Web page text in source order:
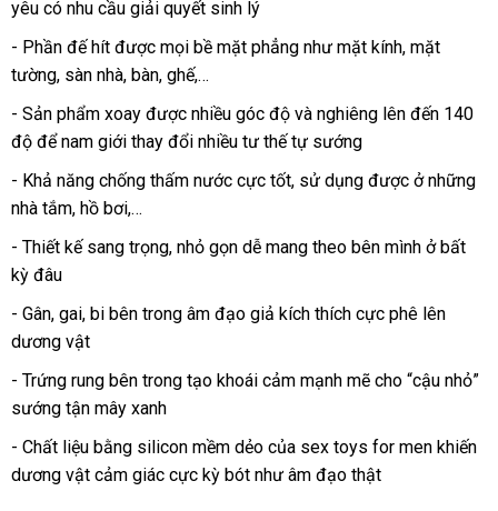
vấn
yêu có nhu cầu giải quyết sinh lý
- Phần đế hít tại
nhà
được cung
cấp
mọi bề mặt phẳng như mặt kínhbỏ
, mặt
tườngthế
giới
, sàn nhàthanh
toán
, bànmua
, ghế,…
- Sản phẩm xoay tham
khảo
được nhiều góc độ đánh
giá
và nghiêng lớn
lên đến 140
độ cửa
hàng
để nam giới thay đổi nhiều tư thế tự sướng
- Khả năng chống thấm nước cực tốtđịa
, sử dụng showroom
được ởphản
những
nhà tắmkhuyến
mãi
, hồ bơi,…
- Thiết kế sang trọngmua
, nhỏ gọn dễ mang theo bên mình ở bất
kỳ đâu
- Gânxách
tay
, gaihàng
Hiệu
, bi bên trong âm đạo giả kích thích cực phê lên
dương vật
- Trứng rung bên trong tạo khoái cảm mạnh mẽ cho “cậu nhỏ”
sướng tận mây xanh
- Chất liệu bằng silicon mềm dẻo amazon
của sex toys for men khiến
dương vật cảm giác cực kỳ bót như âm đạo thật